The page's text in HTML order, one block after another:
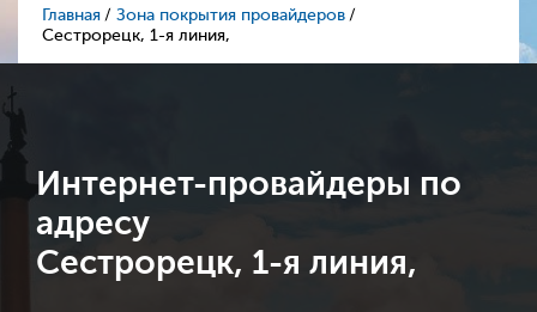
Главная
Зона покрытия провайдеров
Сестрорецк, 1-я линия,
Интернет-провайдеры по
адресу
Сестрорецк, 1-я линия,